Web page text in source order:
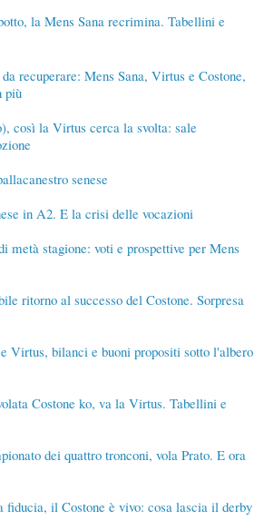
la Mens Sana recrimina. Tabellini e
recuperare: Mens Sana, Virtus e Costone,
più
così la Virtus cerca la svolta: sale
senese
in A2. E la crisi delle vocazioni
metà stagione: voti e prospettive per Mens
ritorno al successo del Costone. Sorpresa
Virtus, bilanci e buoni propositi sotto l'albero
Costone ko, va la Virtus. Tabellini e
dei quattro tronconi, vola Prato. E ora
il Costone è vivo: cosa lascia il derby